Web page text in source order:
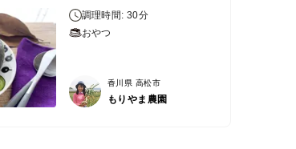
調理時間: 30分
おやつ
香川県 高松市
もりやま農園